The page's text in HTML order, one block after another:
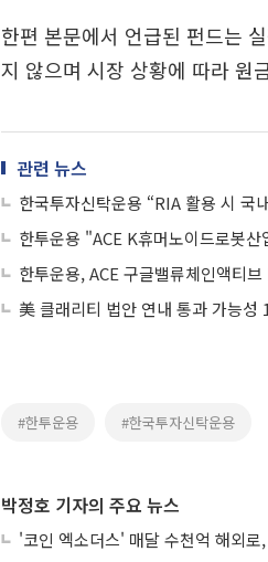
한편 본문에서 언급된 펀드는
지 않으며 시장 상황에 따라 원
관련 뉴스
한국투자신탁운용 “RIA 활용 시 국
한투운용 "ACE K휴머노이드로봇
한투운용, ACE 구글밸류체인액티
美 클래리티 법안 연내 통과 가능
#한투운용 #한국투자신탁운용
박정호 기자의 주요 뉴스
'코인 엑소더스' 매달 수천억 해외로